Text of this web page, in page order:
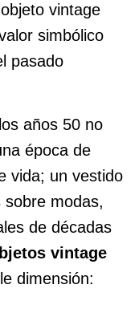
vintage
simbólico
pasado
años 50 no
época de
vida; un vestido
modas,
de décadas
vintage
dimensión: